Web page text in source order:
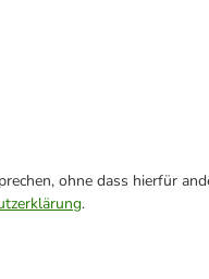
ohne dass hierfür
.